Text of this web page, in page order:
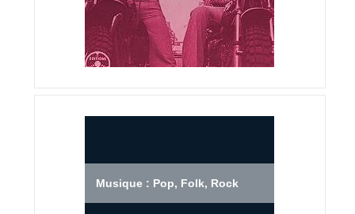
Musique : Pop, Folk, Rock